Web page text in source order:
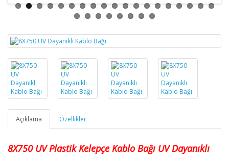
Açıklama Özellikler
8X750 UV Plastik Kelepçe Kablo Bağı UV Dayanıklı